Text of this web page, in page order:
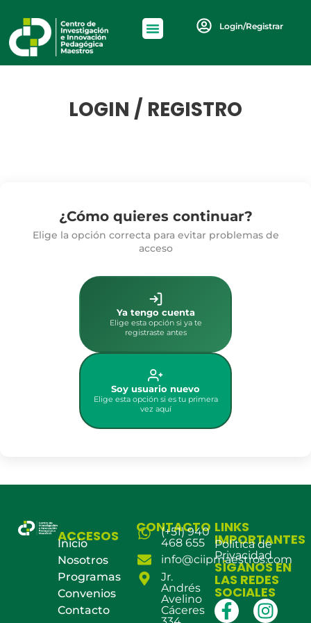
Login/Registrar
LOGIN / REGISTRO
¿Cómo quieres continuar?
Elige la opción correcta para evitar problemas de
acceso
Ya tengo cuenta
Elige esta opción si ya te
registraste antes
Soy usuario nuevo
Elige esta opción si es tu primera
vez aquí
ACCESOS
Inicio
Nosotros
Programas
Convenios
Contacto
CONTACTO
(+51) 940
468 655
info@ciipmaestros.com
Jr.
Andrés
Avelino
Cáceres
LINKS
IMPORTANTES
Política de
Privacidad
SÍGANOS EN
LAS REDES
SOCIALES